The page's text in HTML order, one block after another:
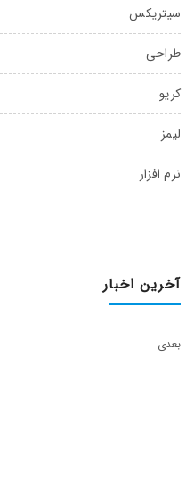
سیتریکس
طراحی
کریو
لیمز
نرم افزار
آخرین اخبار
بعدی